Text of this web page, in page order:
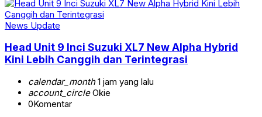
News Update
Head Unit 9 Inci Suzuki XL7 New Alpha Hybrid
Kini Lebih Canggih dan Terintegrasi
calendar_month1 jam yang lalu
account_circleOkie
0Komentar